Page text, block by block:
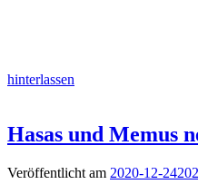
hinterlassen
Hasas und Memus
Veröffentlicht am 2020-12-24